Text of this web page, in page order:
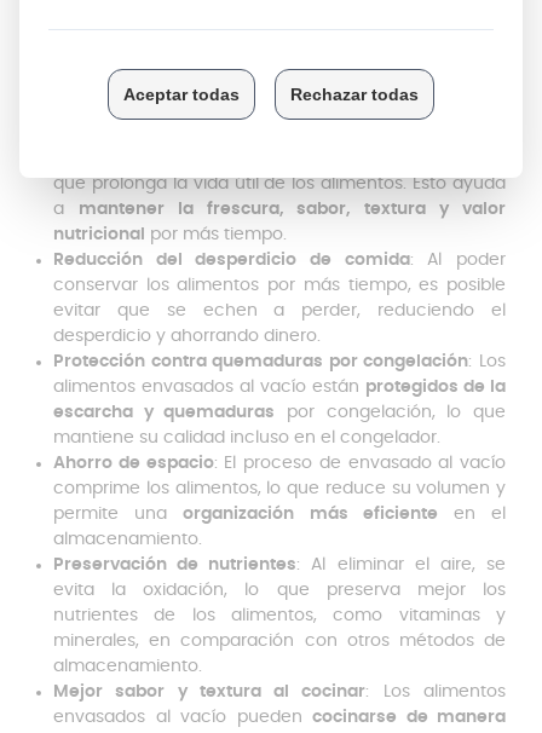
Algunas de las principales son:
que prolonga la vida útil de los alimentos. Esto ayuda
a mantener la frescura, sabor, textura y valor
nutricional
por más tiempo.
Reducción del desperdicio de comida: Al poder
conservar los alimentos por más tiempo, es posible
evitar que se echen a perder, reduciendo el
desperdicio y ahorrando dinero.
Protección contra quemaduras por congelación: Los
alimentos envasados al vacío están protegidos de la
escarcha y quemaduras por congelación, lo que
mantiene su calidad incluso en el congelador.
Ahorro de espacio: El proceso de envasado al vacío
comprime los alimentos, lo que reduce su volumen y
permite unaorganización más eficiente en el
almacenamiento.
Preservación de nutrientes: Al eliminar el aire, se
evita la oxidación, lo que preserva mejor los
nutrientes de los alimentos, como vitaminas y
minerales, en comparación con otros métodos de
almacenamiento.
Mejor sabor y textura al cocinar: Los alimentos
envasados al vacío pueden cocinarse de manera